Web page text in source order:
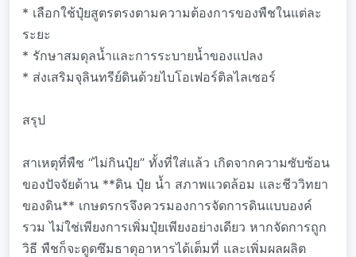
* เลือกใช้ปุ๋ยสูตรตรงตามความต้องการของพืชในแต่ละ
ระยะ
* รักษาสมดุลน้ำและการระบายน้ำของแปลง
* ส่งเสริมจุลินทรีย์ดินด้วยไบโอเฟอร์ติลไลเซอร์
สรุป
สาเหตุที่พืช “ไม่กินปุ๋ย” ทั้งที่ใส่แล้ว เกิดจากความซับซ้อน
ของปัจจัยด้าน **ดิน ปุ๋ย น้ำ สภาพแวดล้อม และชีววิทยา
ของดิน** เกษตรกรจึงควรมองการจัดการดินแบบองค์
รวม ไม่ใช่เพียงการเพิ่มปุ๋ยเพียงอย่างเดียว หากจัดการถูก
วิธี พืชก็จะดูดซึมธาตุอาหารได้เต็มที่ และเพิ่มผลผลิต